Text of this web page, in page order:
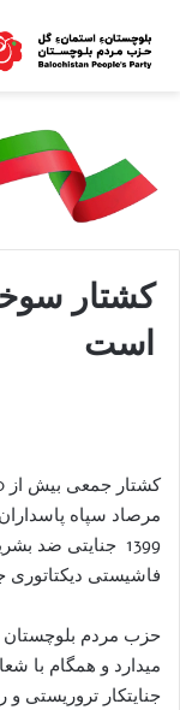
کشتار
است
مرصاد سپاه
1399 جنایتی
فاشیستی دیکتاتوری
حزب مردم بلوچستان
میدارد و همگام با
جنایتکار تروریستی